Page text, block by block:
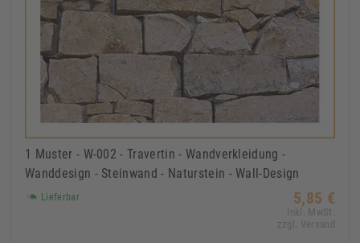
1 Muster - W-002 - Travertin - Wandverkleidung -
Wanddesign - Steinwand - Naturstein - Wall-Design
Lieferbar 5,85 €
Inkl. MwSt.
zzgl. Versand